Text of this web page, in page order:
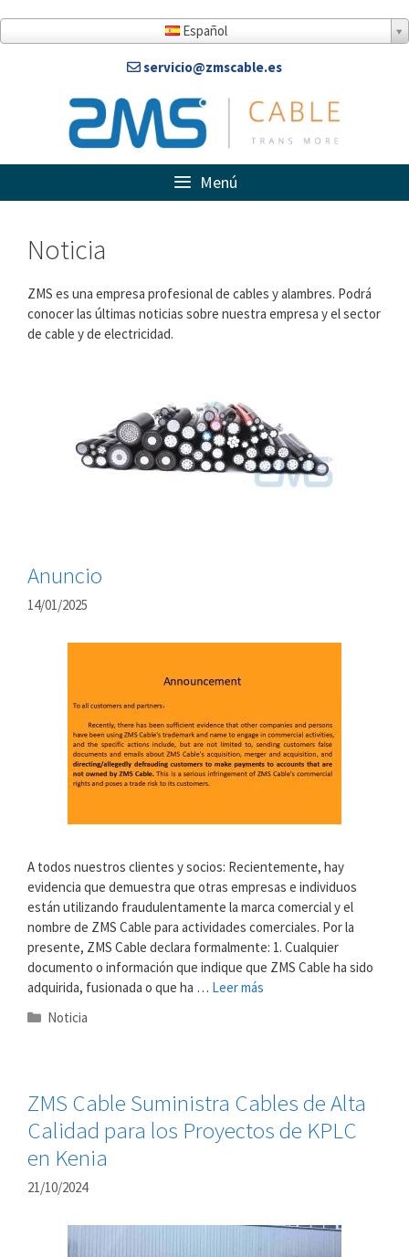
contenido
Español
servicio@zmscable.es
Menú
Noticia
ZMS es una empresa profesional de cables y alambres. Podrá
conocer las últimas noticias sobre nuestra empresa y el sector
de cable y de electricidad.
Anuncio
14/01/2025
A todos nuestros clientes y socios: Recientemente, hay
evidencia que demuestra que otras empresas e individuos
están utilizando fraudulentamente la marca comercial y el
nombre de ZMS Cable para actividades comerciales. Por la
presente, ZMS Cable declara formalmente: 1. Cualquier
documento o información que indique que ZMS Cable ha sido
adquirida, fusionada o que ha … Leer más
Categorías
Noticia
ZMS Cable Suministra Cables de Alta
Calidad para los Proyectos de KPLC
en Kenia
21/10/2024